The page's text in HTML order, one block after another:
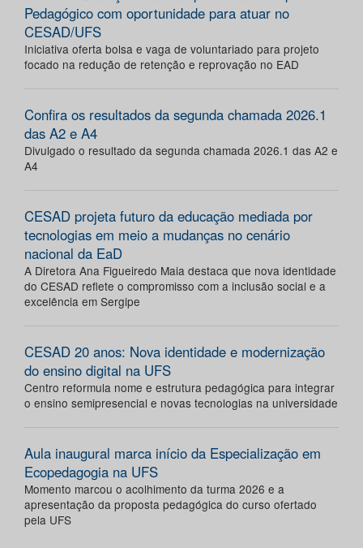
Pedagógico com oportunidade para atuar no
CESAD/UFS
Iniciativa oferta bolsa e vaga de voluntariado para projeto
focado na redução de retenção e reprovação no EAD
Confira os resultados da segunda chamada 2026.1
das A2 e A4
Divulgado o resultado da segunda chamada 2026.1 das A2 e
A4
CESAD projeta futuro da educação mediada por
tecnologias em meio a mudanças no cenário
nacional da EaD
A Diretora Ana Figueiredo Maia destaca que nova identidade
do CESAD reflete o compromisso com a inclusão social e a
excelência em Sergipe
CESAD 20 anos: Nova identidade e modernização
do ensino digital na UFS
Centro reformula nome e estrutura pedagógica para integrar
o ensino semipresencial e novas tecnologias na universidade
Aula inaugural marca início da Especialização em
Ecopedagogia na UFS
Momento marcou o acolhimento da turma 2026 e a
apresentação da proposta pedagógica do curso ofertado
pela UFS